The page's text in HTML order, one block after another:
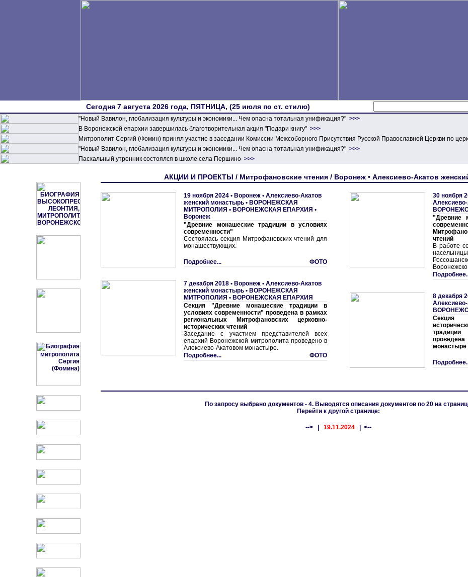
Сегодня 7 августа 2026 года, ПЯТНИЦА, (25 июля по ст. стилю)
"Новый Вавилон, глобализация культуры и экономики... Чем опасна тотальная унификация?" >>>
В Воронежской епархии завершилась благотворительная акция "Подари книгу" >>>
Митрополит Сергий (Фомин) принял участие в заседании Комиссии Межсоборного Присутствия Русской Православной Церкви по
"Новый Вавилон, глобализация культуры и экономики... Чем опасна тотальная унификация?" >>>
Пасхальный утренник состоялся в школе села Першино >>>
АКЦИИ И ПРОЕКТЫ / Митрофановские чтения / Воронеж • Алексиево-Акатов
19 ноября 2024 • Воронеж • Алексиево-Акатов
женский монастырь • ВОРОНЕЖСКАЯ
МИТРОПОЛИЯ • ВОРОНЕЖСКАЯ ЕПАРХИЯ •
Воронеж
"Древние монашеские традиции в условиях
современности"
Состоялась секция Митрофановских чтений для
монашествующих.
Подробнее... ФОТО
7 декабря 2018 • Воронеж • Алексиево-Акатов
женский монастырь • ВОРОНЕЖСКАЯ
МИТРОПОЛИЯ • ВОРОНЕЖСКАЯ ЕПАРХИЯ
Секция "Древние монашеские традиции в
условиях современности" проведена в рамках
региональных Митрофановских церковно-
исторических чтений
Заседание с участием представителей всех
епархий Воронежской митрополита проведено в
Алексиево-Акатовом монастыре.
Подробнее...
ФОТО
30 ноября
"Древние
чтений
В работе
8 декабря
Секция
монастыре
По запросу выбрано документов - 4. Выводятся описания документов по 20 на
Перейти к другой странице:
••> 19.11.2024 | <••